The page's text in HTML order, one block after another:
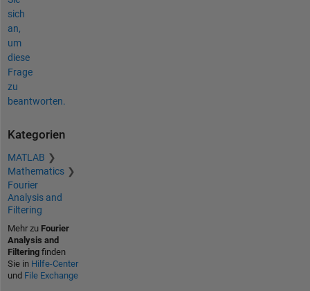
sich
an,
um
diese
Frage
zu
beantworten.
Kategorien
MATLAB
Mathematics
Fourier
Analysis and
Filtering
Mehr zu Fourier
Analysis and
Filteringfinden
Sie in Hilfe-Center
und File Exchange